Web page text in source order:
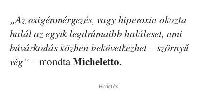
„Az oxigénmérgezés, vagy hiperoxia okozta
halál az egyik legdrámaibb haláleset, ami
búvárkodás közben bekövetkezhet – szörnyű
vég” – mondtaMicheletto.
Hirdetés